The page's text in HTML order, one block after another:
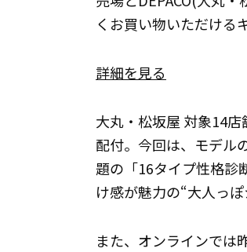
くお買い物いただける
詳細を見る
大丸・松坂屋 対象14店
配付。今回は、モデル
題の「16タイプ性格診
け感が魅力の“大人っ
また、オンラインでは